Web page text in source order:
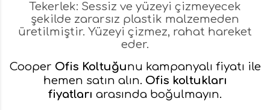
Tekerlek: Sessiz ve yüzeyi çizmeyecek
şekilde zararsız plastik malzemeden
üretilmiştir. Yüzeyi çizmez, rahat hareket
eder.
Cooper Ofis Koltuğunu kampanyalı fiyatı ile
hemen satın alın. Ofis koltukları
fiyatları arasında boğulmayın.